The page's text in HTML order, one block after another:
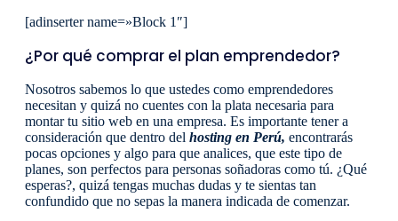
[adinserter name=»Block 1″]
¿Por qué comprar el plan emprendedor?
Nosotros sabemos lo que ustedes como emprendedores
necesitan y quizá no cuentes con la plata necesaria para
montar tu sitio web en una empresa. Es importante tener a
consideración que dentro del hosting en Perú, encontrarás
pocas opciones y algo para que analices, que este tipo de
planes, son perfectos para personas soñadoras como tú. ¿Qué
esperas?, quizá tengas muchas dudas y te sientas tan
confundido que no sepas la manera indicada de comenzar.